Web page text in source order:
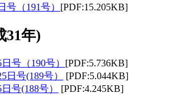
号（191号） [PDF:15.205KB]
31年)
号（190号） [PDF:5.736KB]
日号(189号）
[PDF:5.044KB]
号(188号）
[PDF:4.245KB]